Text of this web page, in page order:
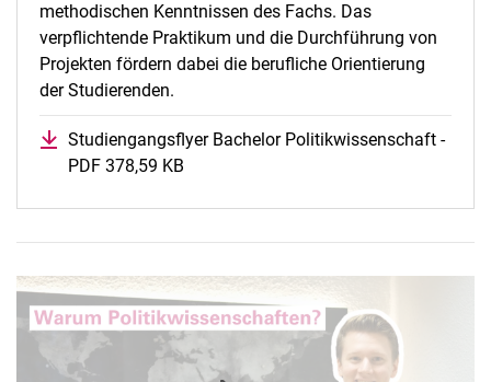
methodischen Kenntnissen des Fachs. Das
verpflichtende Praktikum und die Durchführung von
Projekten fördern dabei die berufliche Orientierung
der Studierenden.
Studiengangsflyer Bachelor Politikwissenschaft -
PDF 378,59 KB